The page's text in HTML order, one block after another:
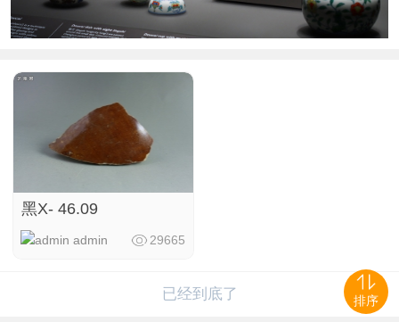
黑X- 46.09
admin 29665
已经到底了 排序